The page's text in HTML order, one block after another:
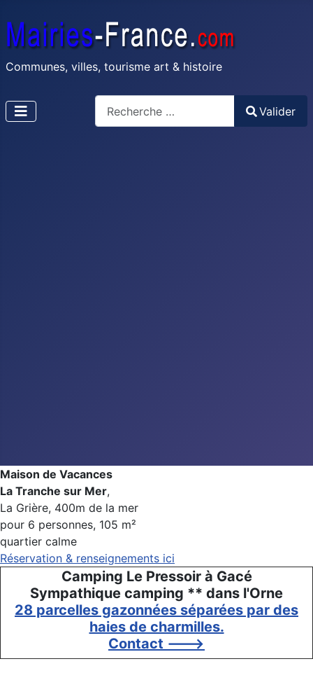
Communes, villes, tourisme art & histoire
Valider
Maison de Vacances
La Tranche sur Mer,
La Grière, 400m de la mer
pour 6 personnes, 105 m²
quartier calme
Réservation & renseignements ici
Camping Le Pressoir à Gacé
Sympathique camping ** dans l'Orne
28 parcelles gazonnées séparées par des
haies de charmilles.
Contact --->